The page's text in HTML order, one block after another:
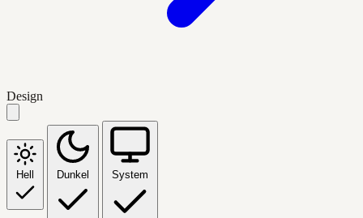
Design
Hell Dunkel System